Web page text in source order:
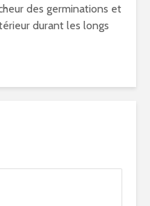
des germinations et
durant les longs